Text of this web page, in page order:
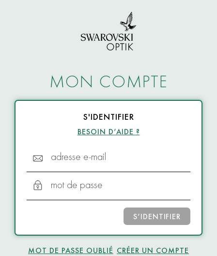
MON COMPTE
S'IDENTIFIER
BESOIN D’AIDE ?
adresse e-mail
mot de passe
S’IDENTIFIER
MOT DE PASSE OUBLIÉ CRÉER UN COMPTE